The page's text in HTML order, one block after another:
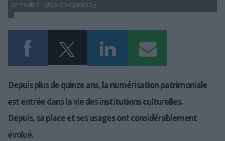
se montrer - (tookapic pixabay)
Depuis plus de quinze ans, la numérisation patrimoniale
est entrée dans la vie des institutions culturelles.
Depuis, sa place et ses usages ont considérablement
évolué.